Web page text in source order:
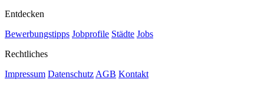
Entdecken
Bewerbungstipps Jobprofile Städte Jobs
Rechtliches
Impressum Datenschutz AGB Kontakt